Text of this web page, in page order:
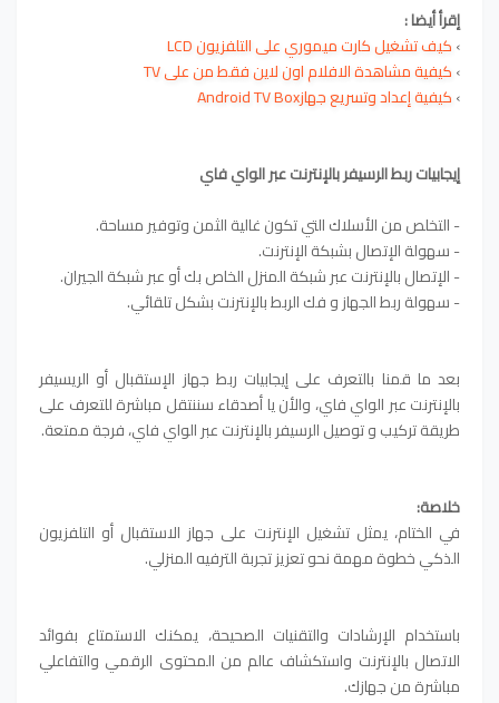
إقرأ أيضا :
›كيف تشغيل كارت ميموري على التلفزيون LCD
›كيفية مشاهدة الافلام اون لاين فقط من على TV
›كيفية إعداد وتسريع جهازAndroid TV Box
إيجابيات ربط الرسيفر بالإنترنت عبر الواي فاي
- التخلص من الأسلاك التي تكون غالية الثمن وتوفير مساحة.
- سهولة الإتصال بشبكة الإنترنت.
- الإتصال بالإنترنت عبر شبكة المنزل الخاص بك أو عبر شبكة الجيران.
- سهولة ربط الجهاز و فك الربط بالإنترنت بشكل تلقائي.
بعد ما قمنا بالتعرف على إيجابيات ربط جهاز الإستقبال أو الريسيفر
بالإنترنت عبر الواي فاي، والأن يا أصدقاء سننتقل مباشرة للتعرف على
طريقة تركيب و توصيل الرسيفر بالإنترنت عبر الواي فاي، فرجة ممتعة.
خلاصة:
في الختام، يمثل تشغيل الإنترنت على جهاز الاستقبال أو التلفزيون
الذكي خطوة مهمة نحو تعزيز تجربة الترفيه المنزلي.
باستخدام الإرشادات والتقنيات الصحيحة، يمكنك الاستمتاع بفوائد
الاتصال بالإنترنت واستكشاف عالم من المحتوى الرقمي والتفاعلي
مباشرة من جهازك.